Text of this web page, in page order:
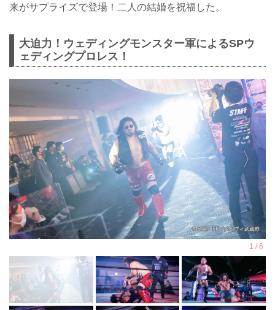
来がサプライズで登場！二人の結婚を祝福した。
大迫力！ウェディングモンスター軍によるSPウ
ェディングプロレス！